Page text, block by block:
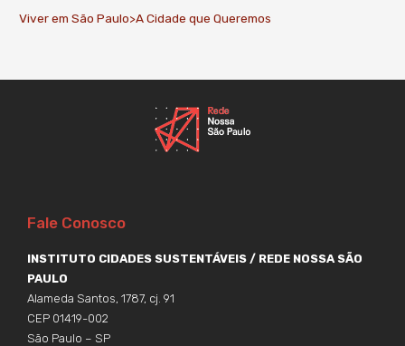
Viver em São Paulo>A Cidade que Queremos
Fale Conosco
INSTITUTO CIDADES SUSTENTÁVEIS / REDE NOSSA SÃO
PAULO
Alameda Santos, 1787, cj. 91
CEP 01419-002
São Paulo – SP